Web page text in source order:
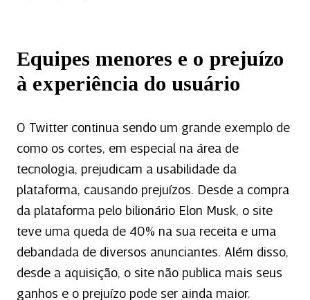
Equipes menores e o prejuízo
à experiência do usuário
O Twitter continua sendo um grande exemplo de
como os cortes, em especial na área de
tecnologia, prejudicam a usabilidade da
plataforma, causando prejuízos. Desde a compra
da plataforma pelo bilionário Elon Musk, o site
teve uma queda de 40% na sua receita e uma
debandada de diversos anunciantes. Além disso,
desde a aquisição, o site não publica mais seus
ganhos e o prejuízo pode ser ainda maior.